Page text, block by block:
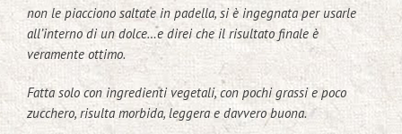
non le piacciono saltate in padella, si è ingegnata per usarle
all’interno di un dolce…e direi che il risultato finale è
veramente ottimo.
Fatta solo con ingredienti vegetali, con pochi grassi e poco
zucchero, risulta morbida, leggera e davvero buona.